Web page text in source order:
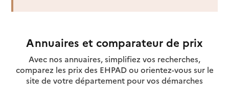
Annuaires et comparateur de prix
Avec nos annuaires, simplifiez vos recherches,
comparez les prix des EHPAD ou orientez-vous sur le
site de votre département pour vos démarches